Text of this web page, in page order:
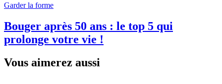
Garder la forme
Bouger après 50 ans : le top 5 qui
prolonge votre vie !
Vous aimerez aussi